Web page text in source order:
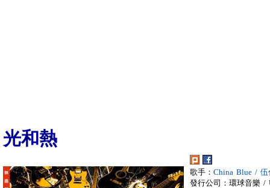
光和熱
歌手： China Blue / 伍
發行公司：環球音樂 /